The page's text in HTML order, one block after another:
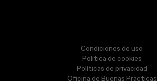
Condiciones de uso
Política de cookies
Políticas de privacidad
Oficina de Buenas Prácticas